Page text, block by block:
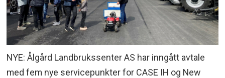
NYE: Ålgård Landbrukssenter AS har inngått avtale
med fem nye servicepunkter for CASE IH og New